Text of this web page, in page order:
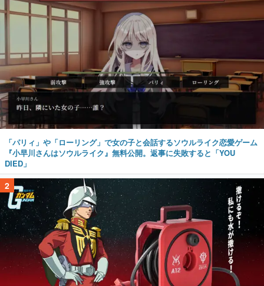
「パリィ」や「ローリング」で女の子と会話するソウルライク恋愛ゲーム
『小早川さんはソウルライク』無料公開。返事に失敗すると「YOU
DIED」
2